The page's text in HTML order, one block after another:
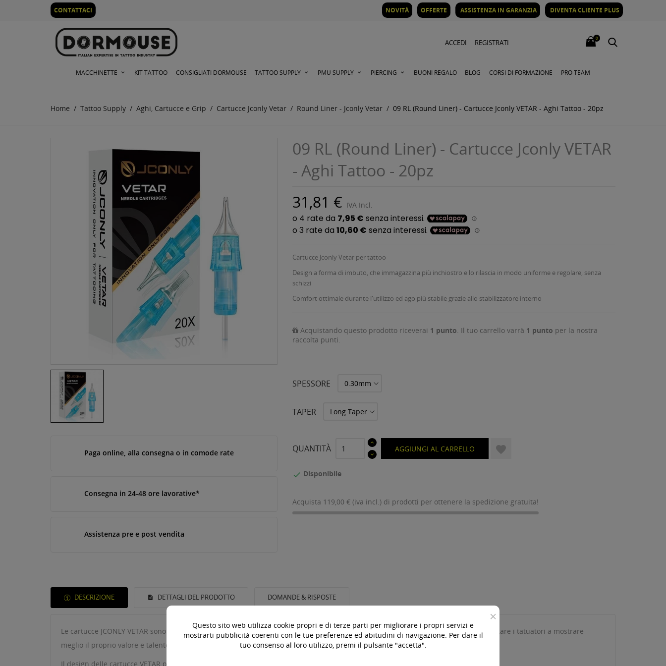
CONTATTACI NOVITÀ OFFERTE ASSISTENZA IN GARANZIA DIVENTA CLIENTE PLUS
ACCEDI REGISTRATI
0
MACCHINETTE KIT TATTOO CONSIGLIATI DORMOUSE TATTOO SUPPLY PMU SUPPLY PIERCING BUONI REGALO BLOG CORSI DI FORMAZIONE PRO TEAM
Home Tattoo Supply Aghi, Cartucce e Grip Cartucce Jconly Vetar Round Liner - Jconly Vetar 09 RL (Round Liner) - Cartucce Jconly VETAR - Aghi Tattoo - 20pz
Paga online, alla consegna o in comode rate
Consegna in 24-48 ore lavorative*
Assistenza pre e post vendita
09 RL (Round Liner) - Cartucce Jconly VETAR
- Aghi Tattoo - 20pz
31,81 € IVA Incl.
Cartucce Jconly Vetar per tattoo
Design a forma di imbuto, che immagazzina più inchiostro e lo rilascia in modo uniforme e regolare, senza
schizzi
Comfort ottimale durante l'utilizzo ed ago più stabile grazie allo stabilizzatore interno
Acquistando questo prodotto riceverai 1 punto. Il tuo carrello varrà 1 punto per la nostra
raccolta punti.
SPESSORE
TAPER
QUANTITÀ AGGIUNGI AL CARRELLO 
 Disponibile
Acquista 119,00 € (iva incl.) di prodotti per ottenere la spedizione gratuita!
DESCRIZIONE DETTAGLI DEL PRODOTTO DOMANDE & RISPOSTE
Le cartucce JCONLY VETAR sono state progettate e studiate per molto tempo. Il team JCONLY crede che buone cartucce possano aiutare i tatuatori a mostrare
meglio il proprio valore e talento nel tatuaggio, in modo da creare opere eccezionali.
Il design delle cartucce VETAR persegue i dettagli e la delicatezza, e tiene conto anche del comfort dei tatuatori quando le usano.
×
Questo sito web utilizza cookie propri e di terze parti per migliorare i propri servizi e
mostrarti pubblicità coerenti con le tue preferenze ed abitudini di navigazione. Per dare il
tuo consenso al loro utilizzo, premi il pulsante "accetta".